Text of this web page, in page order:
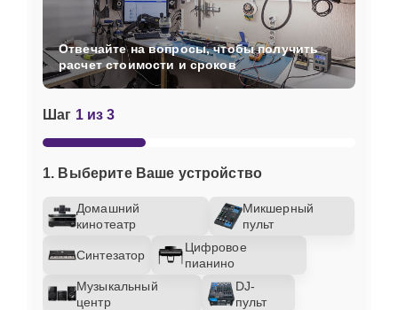
Шаг 1 из 3
1. Выберите Ваше устройство
Домашний
кинотеатр
Микшерный
пульт
Синтезатор
Цифровое
пианино
Музыкальный
центр
DJ-
пульт
Отвечайте на вопросы, чтобы получить
расчет стоимости и сроков